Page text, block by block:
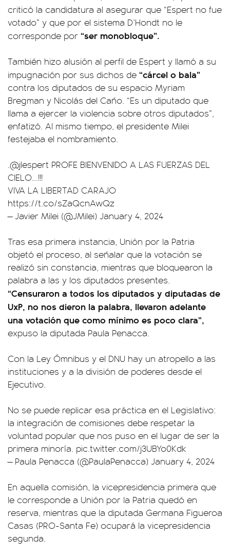
criticó la candidatura al asegurar que “Espert no fue
votado” y que por el sistema D’Hondt no le
corresponde por “ser monobloque”.
También hizo alusión al perfil de Espert y llamó a su
impugnación por sus dichos de “cárcel o bala”
contra los diputados de su espacio Myriam
Bregman y Nicolás del Caño. “Es un diputado que
llama a ejercer la violencia sobre otros diputados”,
enfatizó. Al mismo tiempo, el presidente Milei
festejaba el nombramiento.
.@jlespert PROFE BIENVENIDO A LAS FUERZAS DEL
CIELO...!!!
VIVA LA LIBERTAD CARAJO
https://t.co/sZaQcnAwQz
— Javier Milei (@JMilei) January 4, 2024
Tras esa primera instancia, Unión por la Patria
objetó el proceso, al señalar que la votación se
realizó sin constancia, mientras que bloquearon la
palabra a las y los diputados presentes.
“Censuraron a todos los diputados y diputadas de
UxP, no nos dieron la palabra, llevaron adelante
una votación que como mínimo es poco clara”,
expuso la diputada Paula Penacca.
Con la Ley Ómnibus y el DNU hay un atropello a las
instituciones y a la división de poderes desde el
Ejecutivo.
No se puede replicar esa práctica en el Legislativo:
la integración de comisiones debe respetar la
voluntad popular que nos puso en el lugar de ser la
primera minoría. pic.twitter.com/j3UBYo0Kdk
— Paula Penacca (@PaulaPenacca) January 4, 2024
En aquella comisión, la vicepresidencia primera que
le corresponde a Unión por la Patria quedó en
reserva, mientras que la diputada Germana Figueroa
Casas (PRO-Santa Fe) ocupará la vicepresidencia
segunda.